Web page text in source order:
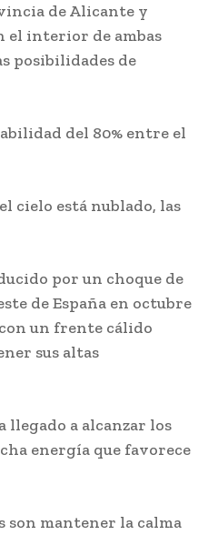
de Alicante y
el interior de ambas
posibilidades de
del 80% entre el
cielo está nublado, las
por un choque de
de España en octubre
un frente cálido
sus altas
llegado a alcanzar los
energía que favorece
son mantener la calma